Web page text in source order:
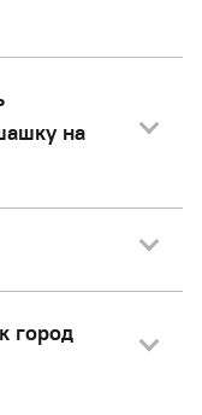
на
город